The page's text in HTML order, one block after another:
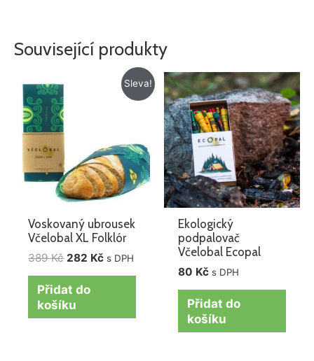
Související produkty
Sleva!
Voskovaný ubrousek
Včelobal XL Folklór
389Kč 282 Kč
Aktuální
cena
s DPH
Přidat do
košíku
Ekologický
podpalovač
Včelobal Ecopal
80 Kč s DPH
Přidat do
košíku